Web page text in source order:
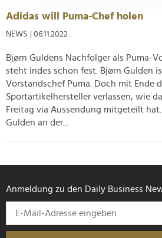
Wir verwenden Cookies, um Inhalte
zu können und die Zugriffe auf
analysieren. Außerdem geben wir
Verwendung unserer Website an
soziale Medien, Werbung und
Partner führen diese Informationen
gesammelt haben.
Adidas will Puma-Chef holen
NEWS | 06.11.2022
Bjørn Guldens Nachfolger als Puma-
steht indes schon fest. Bjørn Gulden
Vorstandschef Puma. Doch mit Ende
Sportartikelhersteller verlassen, wie
Freitag via Aussendung mitgeteilt
Gulden an der...
Anmeldung zu den Daily Business